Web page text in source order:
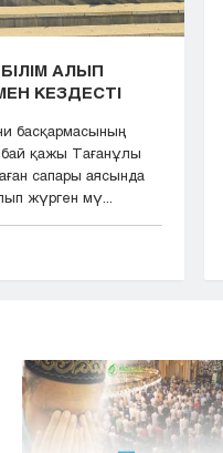
АЛЫП
КЕЗДЕСТІ
басқармасының
қажы Тағанұлы
сапары аясында
жүрген мү...